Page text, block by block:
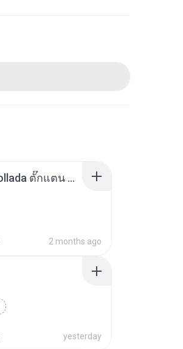
ฝนต้องสาป - Takkatan Chollada ตั๊กแตน ชลดา『OFFICIAL MV』.mp3
2 months ago
yesterday